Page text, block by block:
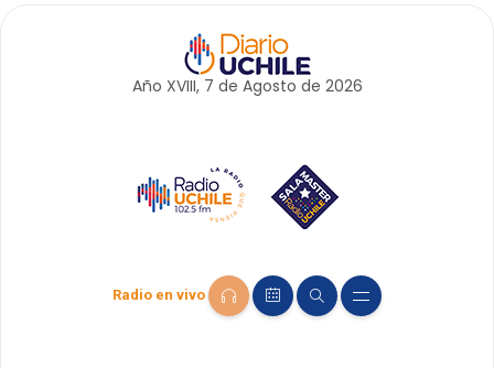
Año XVIII, 7 de Agosto de 2026
Radio en vivo